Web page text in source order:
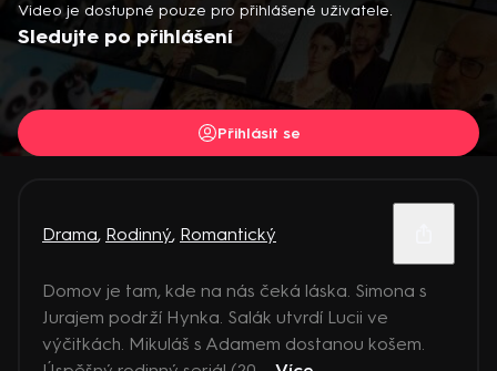
Video je dostupné pouze pro přihlášené uživatele.
Sledujte po přihlášení
Přihlásit se
Drama, Rodinný, Romantický
Domov je tam, kde na nás čeká láska. Simona s
Jurajem podrží Hynka. Salák utvrdí Lucii ve
výčitkách. Mikuláš s Adamem dostanou košem.